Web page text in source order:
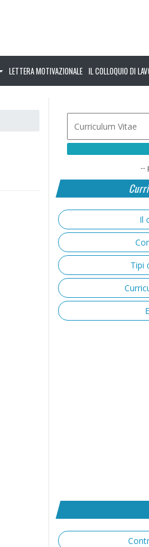
LETTERA MOTIVAZIONALE IL COLLOQUIO DI
--
Il
Tipi